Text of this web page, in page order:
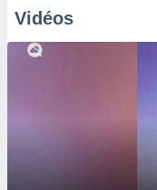
Vidéos